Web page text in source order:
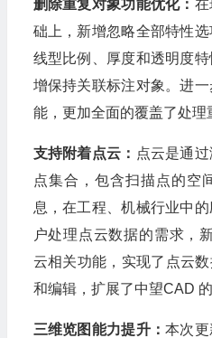
删除重复对象功能优化： 在
础上，新增忽略全部特性
线型比例、厚度和透明度
增保持关联标注对象。进
能，更加全面的覆盖了处理
支持附着点云： 点云是通
点集合，包含扫描点的空
息，在工程、机械行业中
户处理点云数据的需求，
云相关功能，实现了点云
和编辑，扩展了中望CAD 的
三维览图能力提升：本次更